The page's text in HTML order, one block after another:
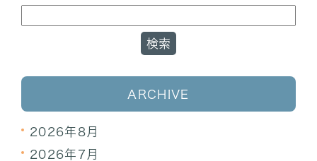
ARCHIVE
2026年8月
2026年7月